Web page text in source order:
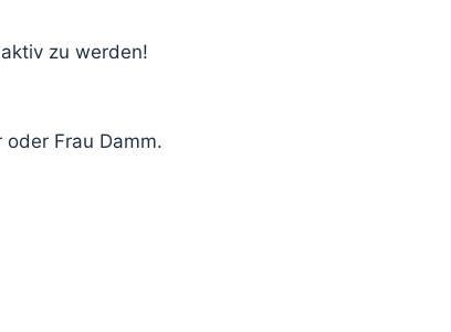
zu werden!
Frau Damm.